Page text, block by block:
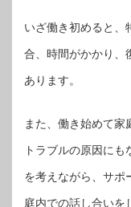
いざ働き初めると、
合、時間がかかり、
あります。
また、働き始めて家
トラブルの原因に
を考えながら、サポ
庭内での話し合いを